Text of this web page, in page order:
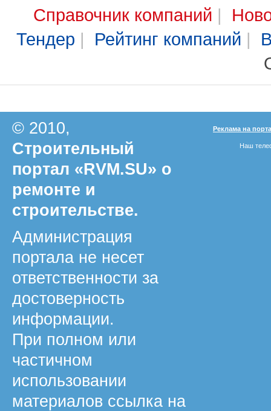
Справочник компаний |
Тендер | Рейтинг компаний |
© 2010,
Строительный
портал «RVM.SU» о
ремонте и
строительстве.
Администрация
портала не несет
ответственности за
достоверность
информации.
При полном или
частичном
использовании
материалов ссылка на
Реклама на
Наш